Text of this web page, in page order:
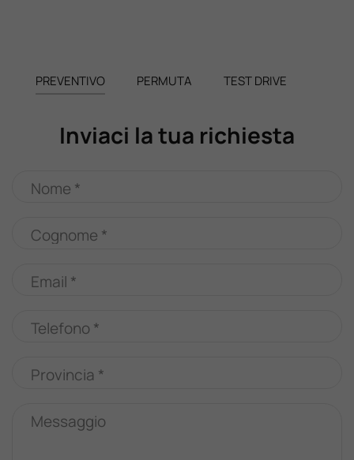
PREVENTIVO PERMUTA TEST DRIVE
Inviaci la tua richiesta
Nome *
Cognome *
Email *
Telefono *
Provincia *
Messaggio